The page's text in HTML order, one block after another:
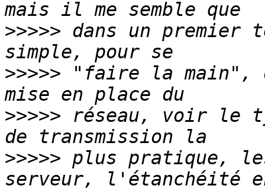
>>>>> dans un
>>>>> "faire la main",
>>>>> réseau, voir le
>>>>> plus pratique,